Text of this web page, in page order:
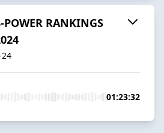
POWER RANKINGS
01:23:32